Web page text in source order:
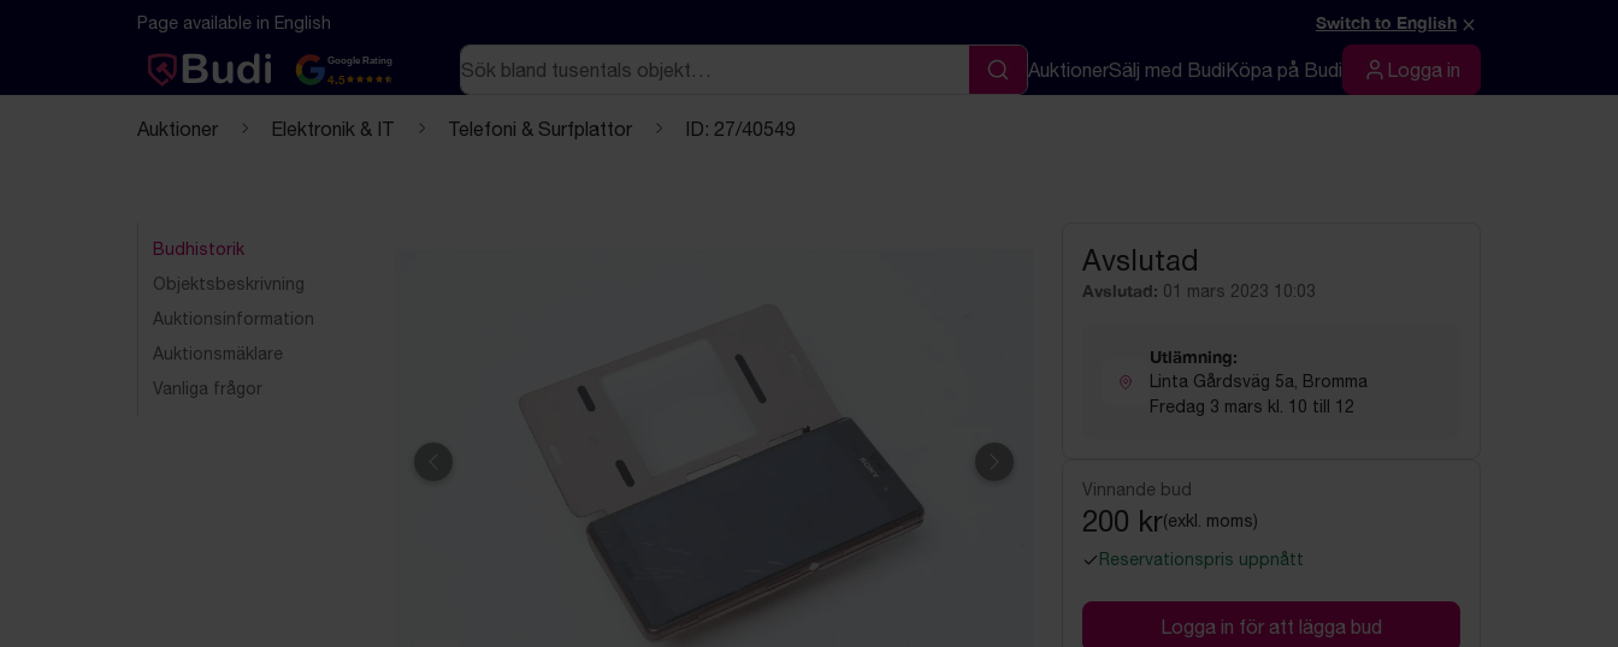
Hoppa till innehåll
Textbaserad (markdown) version av denna sida
Page available in English Switch to English ×
Google Rating
4.5
Sök
Sök
AuktionerSälj med BudiKöpa på Budi Logga in
Logga in
Auktioner Elektronik & IT Telefoni & Surfplattor ID: 27/40549
Budhistorik
Objektsbeskrivning
Auktionsinformation
Auktionsmäklare
Vanliga frågor
Föregående Nästa
Avslutad
Avslutad: 01 mars 2023 10:03
Utlämning:
Linta Gårdsväg 5a, Bromma
Fredag 3 mars kl. 10 till 12
Vinnande bud
200 kr(exkl. moms)
Reservationspris uppnått
Logga in för att lägga bud